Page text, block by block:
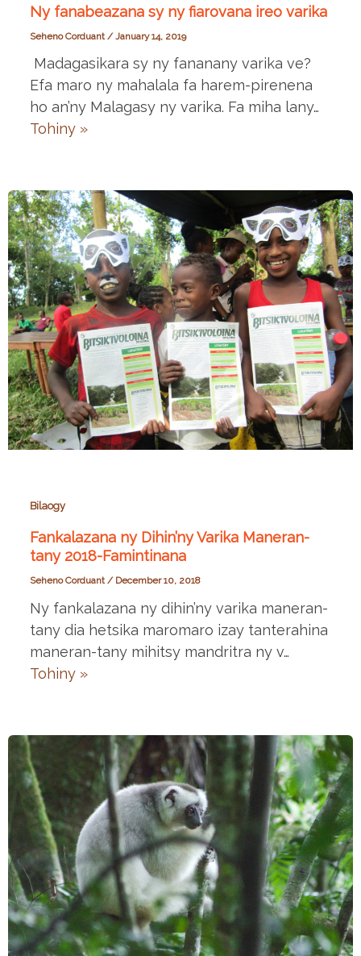
Ny fanabeazana sy ny fiarovana ireo varika
Seheno Corduant /January 14, 2019
Madagasikara sy ny fananany varika ve?
Efa maro ny mahalala fa harem-pirenena
ho an’ny Malagasy ny varika. Fa miha lany…
Tohiny »
Bilaogy
Fankalazana ny Dihin’ny Varika Maneran-
tany 2018-Famintinana
Seheno Corduant/ December 10, 2018
Ny fankalazana ny dihin’ny varika maneran-
tany dia hetsika maromaro izay tanterahina
maneran-tany mihitsy mandritra ny v…
Tohiny »